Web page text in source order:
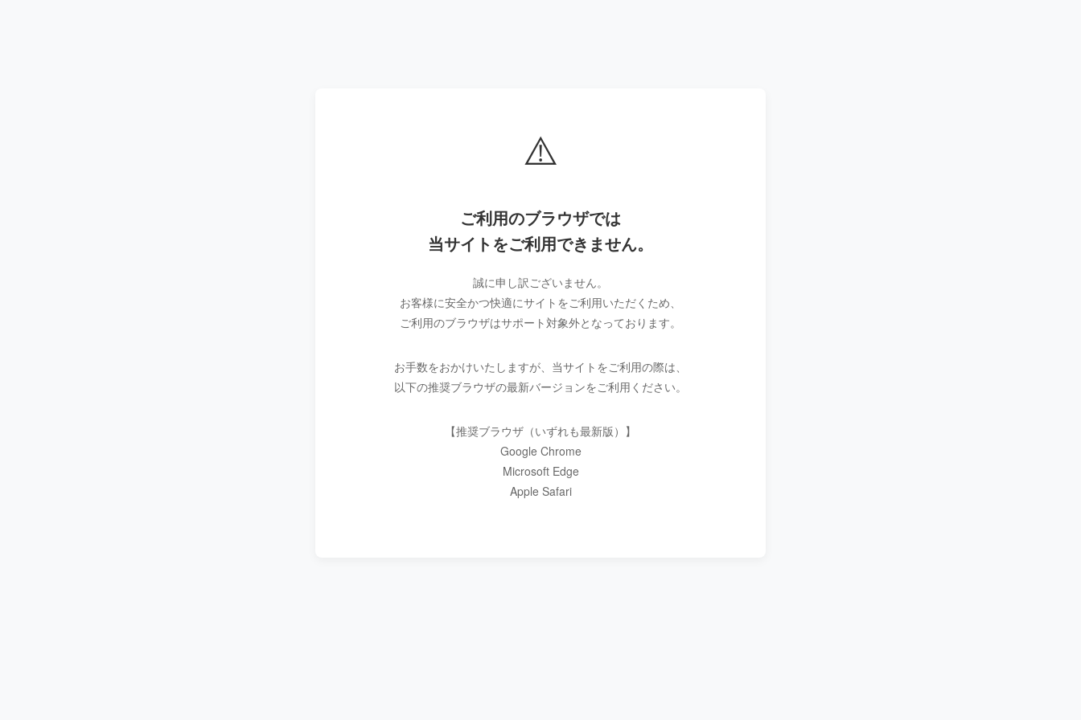
⚠️
ご利用のブラウザでは
当サイトをご利用できません。
誠に申し訳ございません。
お客様に安全かつ快適にサイトをご利用いただくため、
ご利用のブラウザはサポート対象外となっております。
お手数をおかけいたしますが、当サイトをご利用の際は、
以下の推奨ブラウザの最新バージョンをご利用ください。
【推奨ブラウザ（いずれも最新版）】
Google Chrome
Microsoft Edge
Apple Safari